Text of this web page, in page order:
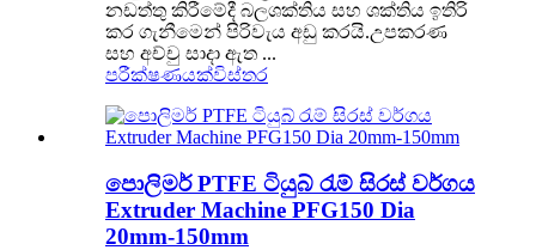
නඩත්තු කිරීමේදී බලශක්තිය සහ ශක්තිය ඉතිරි
කර ගැනීමෙන් පිරිවැය අඩු කරයි.උපකරණ
සහ අච්චු සාදා ඇත ...
පරීක්ෂණයක්විස්තර
පොලිමර් PTFE ටියුබ් රැම් සිරස් වර්ගය
Extruder Machine PFG150 Dia
20mm-150mm